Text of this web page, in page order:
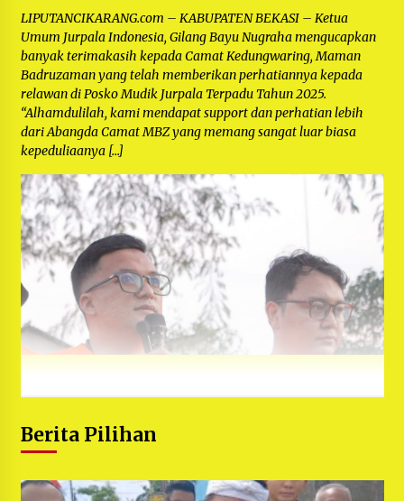
LIPUTANCIKARANG.com – KABUPATEN BEKASI – Ketua
Umum Jurpala Indonesia, Gilang Bayu Nugraha mengucapkan
banyak terimakasih kepada Camat Kedungwaring, Maman
Badruzaman yang telah memberikan perhatiannya kepada
relawan di Posko Mudik Jurpala Terpadu Tahun 2025.
“Alhamdulilah, kami mendapat support dan perhatian lebih
dari Abangda Camat MBZ yang memang sangat luar biasa
kepeduliaanya […]
Berita Pilihan